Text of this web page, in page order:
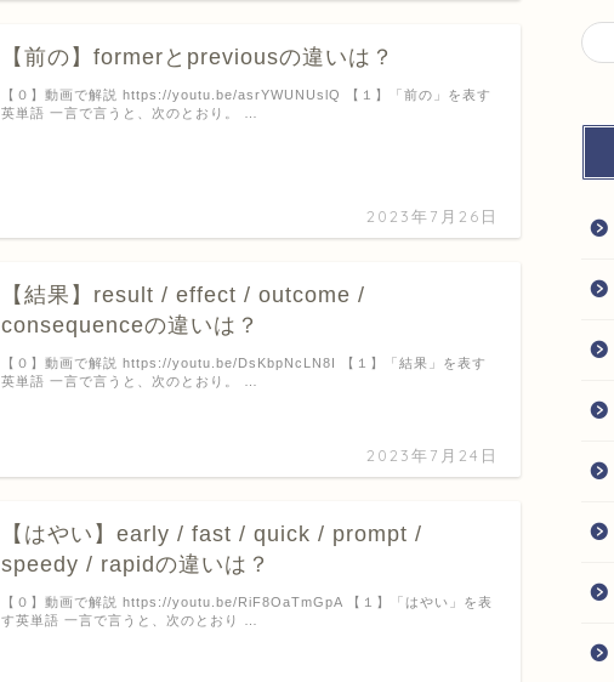
【前の】formerとpreviousの違いは？
2023年7月26日
【０】動画で解説 https://youtu.be/asrYWUNUslQ 【１】「前の」を表す
英単語 一言で言うと、次のとおり。 …
【結果】result / effect / outcome /
consequenceの違いは？
2023年7月24日
【０】動画で解説 https://youtu.be/DsKbpNcLN8I 【１】「結果」を表す
英単語 一言で言うと、次のとおり。 …
【はやい】early / fast / quick / prompt /
speedy / rapidの違いは？
【０】動画で解説 https://youtu.be/RiF8OaTmGpA 【１】「はやい」を表
す英単語 一言で言うと、次のとおり …